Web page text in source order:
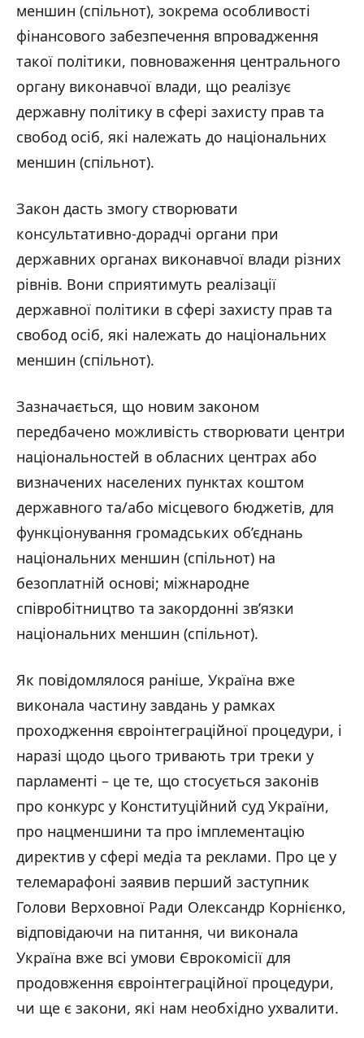
меншин (спільнот), зокрема особливості
фінансового забезпечення впровадження
такої політики, повноваження центрального
органу виконавчої влади, що реалізує
державну політику в сфері захисту прав та
свобод осіб, які належать до національних
меншин (спільнот).
Закон дасть змогу створювати
консультативно-дорадчі органи при
державних органах виконавчої влади різних
рівнів. Вони сприятимуть реалізації
державної політики в сфері захисту прав та
свобод осіб, які належать до національних
меншин (спільнот).
Зазначається, що новим законом
передбачено можливість створювати центри
національностей в обласних центрах або
визначених населених пунктах коштом
державного та/або місцевого бюджетів, для
функціонування громадських об’єднань
національних меншин (спільнот) на
безоплатній основі; міжнародне
співробітництво та закордонні зв’язки
національних меншин (спільнот).
Як повідомлялося раніше, Україна вже
виконала частину завдань у рамках
проходження євроінтеграційної процедури, і
наразі щодо цього тривають три треки у
парламенті – це те, що стосується законів
про конкурс у Конституційний суд України,
про нацменшини та про імплементацію
директив у сфері медіа та реклами. Про це у
телемарафоні заявив перший заступник
Голови Верховної Ради Олександр Корнієнко,
відповідаючи на питання, чи виконала
Україна вже всі умови Єврокомісії для
продовження євроінтеграційної процедури,
чи ще є закони, які нам необхідно ухвалити.